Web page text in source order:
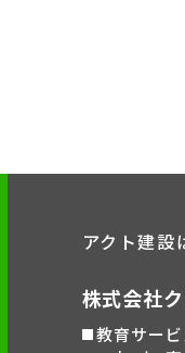
アクト建設
株式会社ク
教育サー